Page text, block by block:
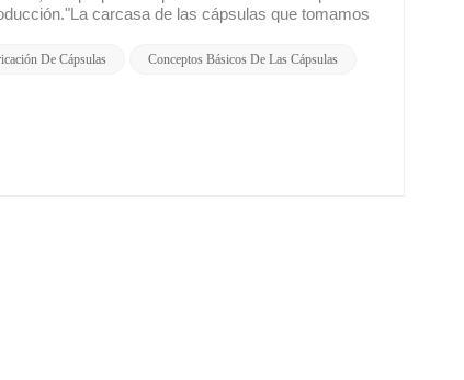
De Cápsulas Conceptos Básicos De Las Cápsulas